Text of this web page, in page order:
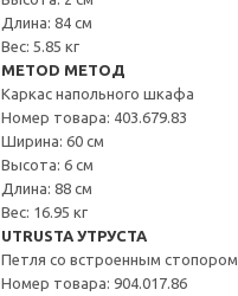
Длина: 84 см
Вес: 5.85 кг
METOD МЕТОД
Каркас напольного шкафа
Номер товара: 403.679.83
Ширина: 60 см
Высота: 6 см
Длина: 88 см
Вес: 16.95 кг
UTRUSTA УТРУСТА
Петля со встроенным стопором
Номер товара: 904.017.86